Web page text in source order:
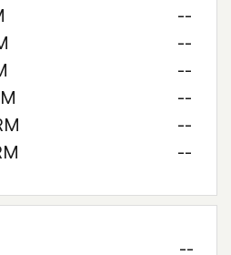
--
--
--
--
--
--
--